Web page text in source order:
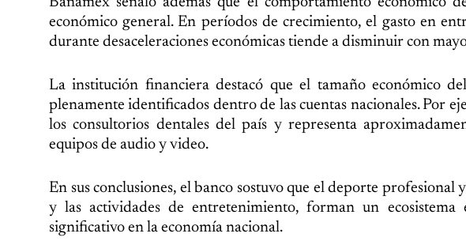
económico general. En períodos de crecimiento, el gasto en
durante desaceleraciones económicas tiende a disminuir con
La institución financiera destacó que el tamaño económico
plenamente identificados dentro de las cuentas nacionales. Por
los consultorios dentales del país y representa
equipos de audio y video.
En sus conclusiones, el banco sostuvo que el deporte
y las actividades de entretenimiento, forman un
significativo en la economía nacional.